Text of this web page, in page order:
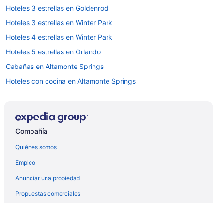
Hoteles 3 estrellas en Goldenrod
Hoteles 3 estrellas en Winter Park
Hoteles 4 estrellas en Winter Park
Hoteles 5 estrellas en Orlando
Cabañas en Altamonte Springs
Hoteles con cocina en Altamonte Springs
Hoteles en Altamonte Springs
Hoteles de Best Western en Belle Isle
Hoteles de Equity Lifestyle en Belle Isle
Hoteles cerca de Centro de Ciencias de Orlando
Compañía
Quiénes somos
Empleo
Anunciar una propiedad
Propuestas comerciales